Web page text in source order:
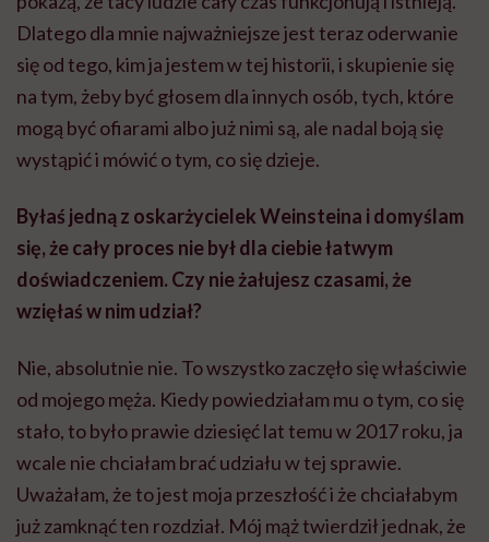
Dlatego dla mnie najważniejsze jest teraz oderwanie
się od tego, kim ja jestem w tej historii, i skupienie się
na tym, żeby być głosem dla innych osób, tych, które
mogą być ofiarami albo już nimi są, ale nadal boją się
wystąpić i mówić o tym, co się dzieje.
Byłaś jedną z oskarżycielek Weinsteina i domyślam
się, że cały proces nie był dla ciebie łatwym
doświadczeniem. Czy nie żałujesz czasami, że
wzięłaś w nim udział?
Nie, absolutnie nie. To wszystko zaczęło się właściwie
od mojego męża. Kiedy powiedziałam mu o tym, co się
stało, to było prawie dziesięć lat temu w 2017 roku, ja
wcale nie chciałam brać udziału w tej sprawie.
Uważałam, że to jest moja przeszłość i że chciałabym
już zamknąć ten rozdział. Mój mąż twierdził jednak, że